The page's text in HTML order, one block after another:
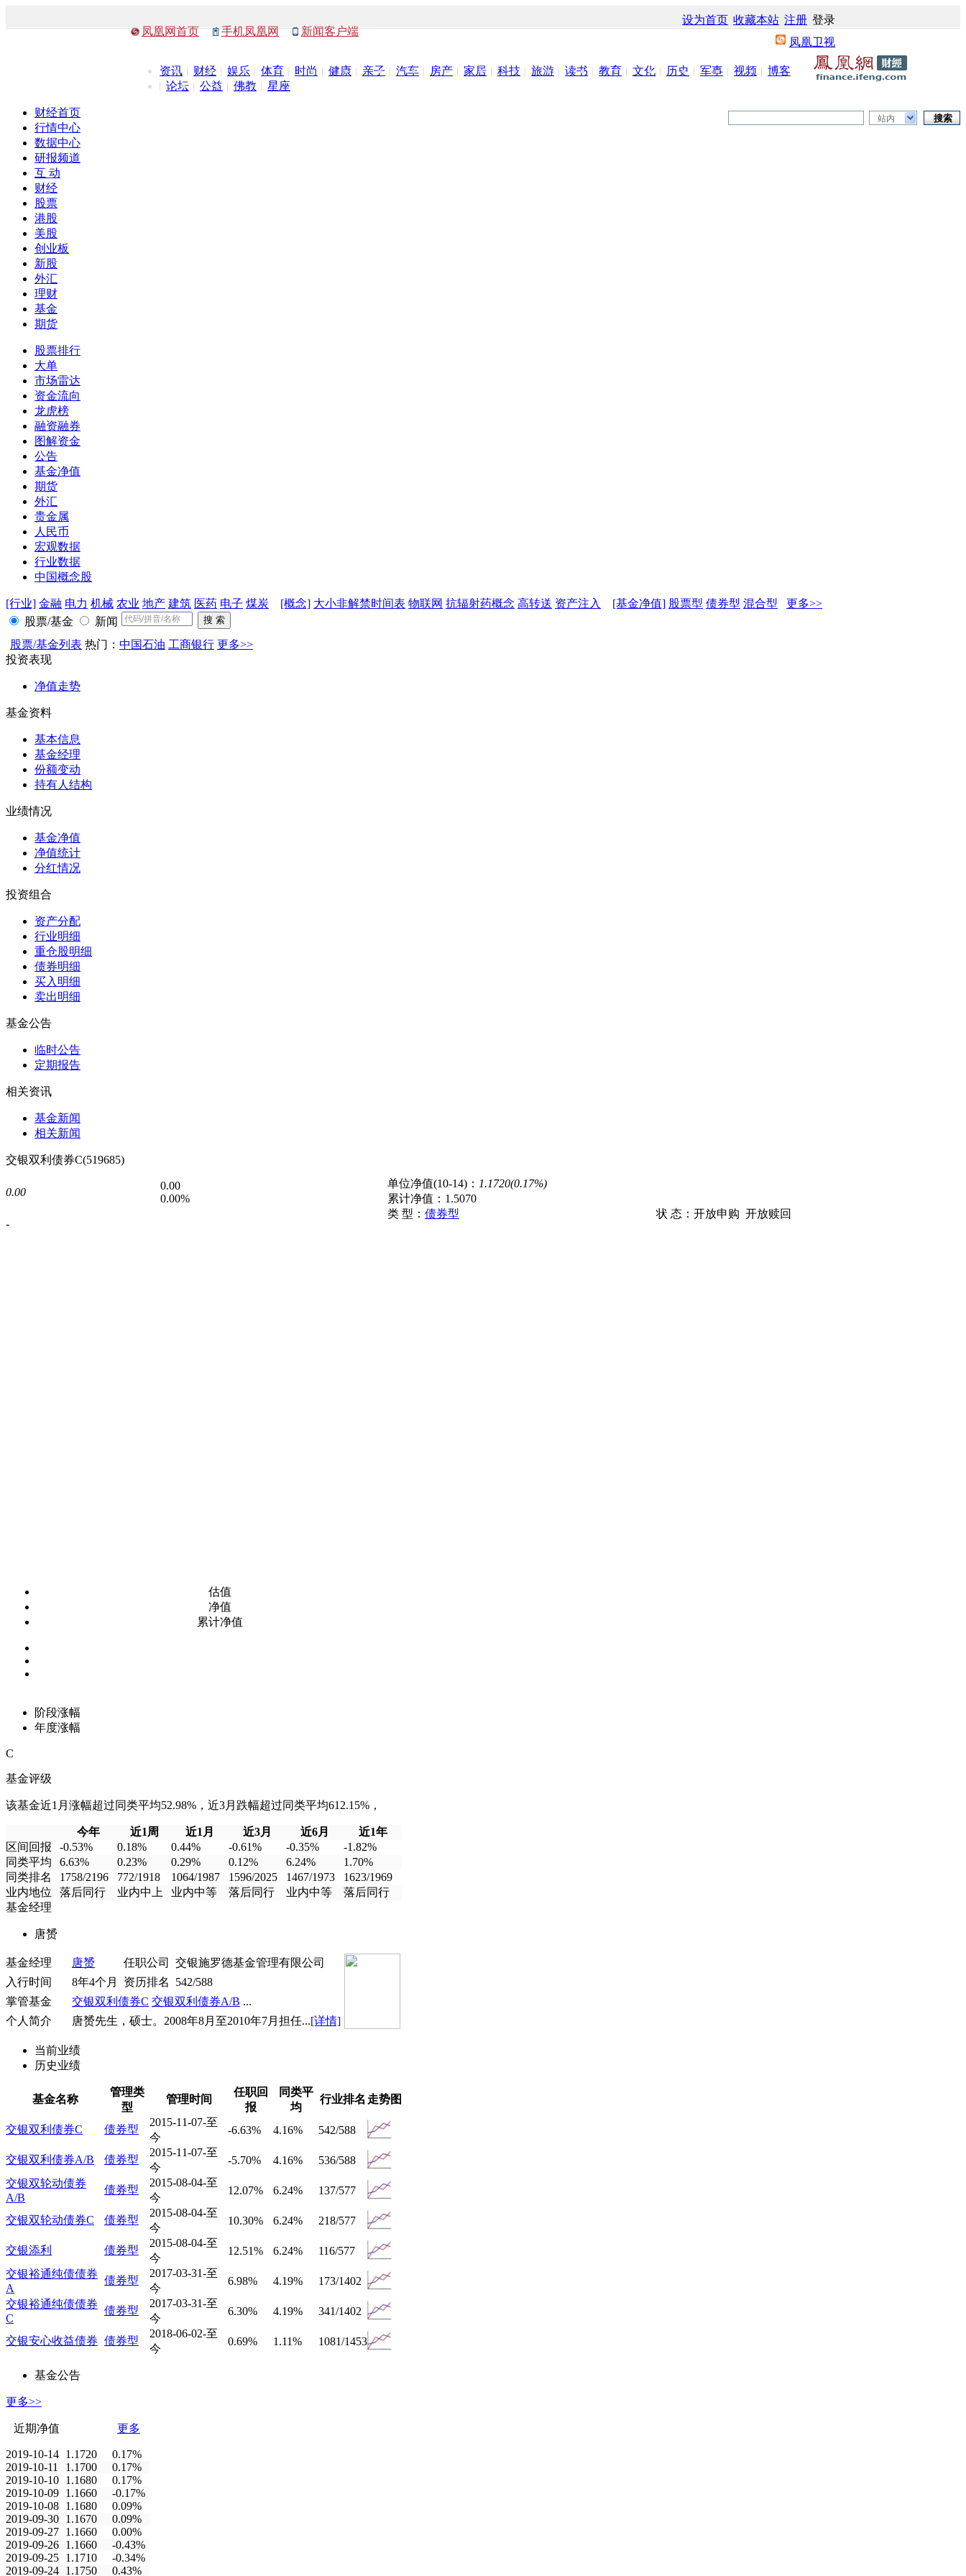
凤凰网首页 手机凤凰网 新闻客户端
设为首页 收藏本站 注册 登录
凤凰卫视
资讯 财经 娱乐 体育 时尚 健康 亲子 汽车 房产 家居 科技 旅游 读书 教育 文化 历史 军事 视频
博客
论坛
公益 佛教 星座
站内
财经首页
行情中心
数据中心
研报频道
互 动
财经
股票
港股
美股
创业板
新股
外汇
理财
基金
期货
股票排行
大单
市场雷达
资金流向
龙虎榜
融资融券
图解资金
公告
基金净值
期货
外汇
贵金属
人民币
宏观数据
行业数据
中国概念股
[行业] 金融 电力 机械 农业 地产 建筑 医药 电子 煤炭 [概念] 大小非解禁时间表 物联网 抗辐射药概念 高转送 资产注入 [基金净值] 股票型 债券型 混合型
更多>>
股票/基金
新闻
股票/基金列表 热门： 中国石油 工商银行 更多>>
投资表现
净值走势
基金资料
基本信息
基金经理
份额变动
持有人结构
业绩情况
基金净值
净值统计
分红情况
投资组合
资产分配
行业明细
重仓股明细
债券明细
买入明细
卖出明细
基金公告
临时公告
定期报告
相关资讯
基金新闻
相关新闻
交银双利债券C(519685)
0.00
0.00
0.00%
-
单位净值(10-14)： 1.1720(0.17%)
累计净值： 1.5070
类 型： 债券型 状 态： 开放申购 开放赎回
估值
净值
累计净值
阶段涨幅
年度涨幅
C
基金评级
该基金近1月涨幅超过同类平均52.98%，近3月跌幅超过同类平均612.15%，
今年 近1周 近1月 近3月 近6月
近1年
区间回报
-0.53% 0.18% 0.44% -0.61% -0.35%
-1.82%
同类平均
6.63% 0.23% 0.29% 0.12% 6.24%
1.70%
同类排名
1758/2196 772/1918 1064/1987 1596/2025 1467/1973
1623/1969
业内地位
落后同行 业内中上 业内中等 落后同行 业内中等
落后同行
基金经理
唐赟
基金经理 唐赟 任职公司
交银施罗德基金管理有限公司
入行时间
8年4个月 资历排名
542/588
掌管基金
交银双利债券C 交银双利债券A/B ...
个人简介
唐赟先生，硕士。2008年8月至2010年7月担任...[详情]
当前业绩
历史业绩
基金名称
管理类
型
管理时间
任职回
报
同类平
均
行业排名 走势图
交银双利债券C 债券型
2015-11-07-至
今
-6.63% 4.16% 542/588
交银双利债券A/B 债券型
2015-11-07-至
今
-5.70% 4.16%
536/588
交银双轮动债券
A/B
债券型
2015-08-04-至
今
12.07% 6.24% 137/577
交银双轮动债券C 债券型
2015-08-04-至
今
10.30% 6.24% 218/577
交银添利 债券型
2015-08-04-至
今
12.51% 6.24%
116/577
交银裕通纯债债券
A
债券型
2017-03-31-至
今
6.98% 4.19%
173/1402
交银裕通纯债债券
C
债券型
2017-03-31-至
今
6.30% 4.19% 341/1402
交银安心收益债券 债券型
2018-06-02-至
今
0.69% 1.11% 1081/1453
基金公告
更多>>
近期净值 更多
2019-10-14 1.1720
0.17%
2019-10-11
1.1700
0.17%
2019-10-10 1.1680
0.17%
2019-10-09 1.1660
-0.17%
2019-10-08 1.1680
0.09%
2019-09-30 1.1670
0.09%
2019-09-27 1.1660
0.00%
2019-09-26 1.1660
-0.43%
2019-09-25 1.1710
-0.34%
2019-09-24 1.1750 0.43%